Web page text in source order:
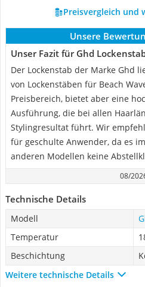
Preisvergleich und
Unsere
Unser Fazit für Ghd
Der Lockenstab der Marke Ghd
von Lockenstäben für Beach
Preisbereich, bietet aber eine
Ausführung, die bei allen
Stylingresultat führt. Wir
für geschulte Anwender, da es
anderen Modellen keine
08/
Technische Details
Modell
Temperatur
Beschichtung
Weitere technische Details